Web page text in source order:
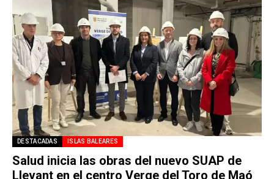
DESTACADAS ISLAS BALEARES
Salud inicia las obras del nuevo SUAP de
Llevant en el centro Verge del Toro de Maó